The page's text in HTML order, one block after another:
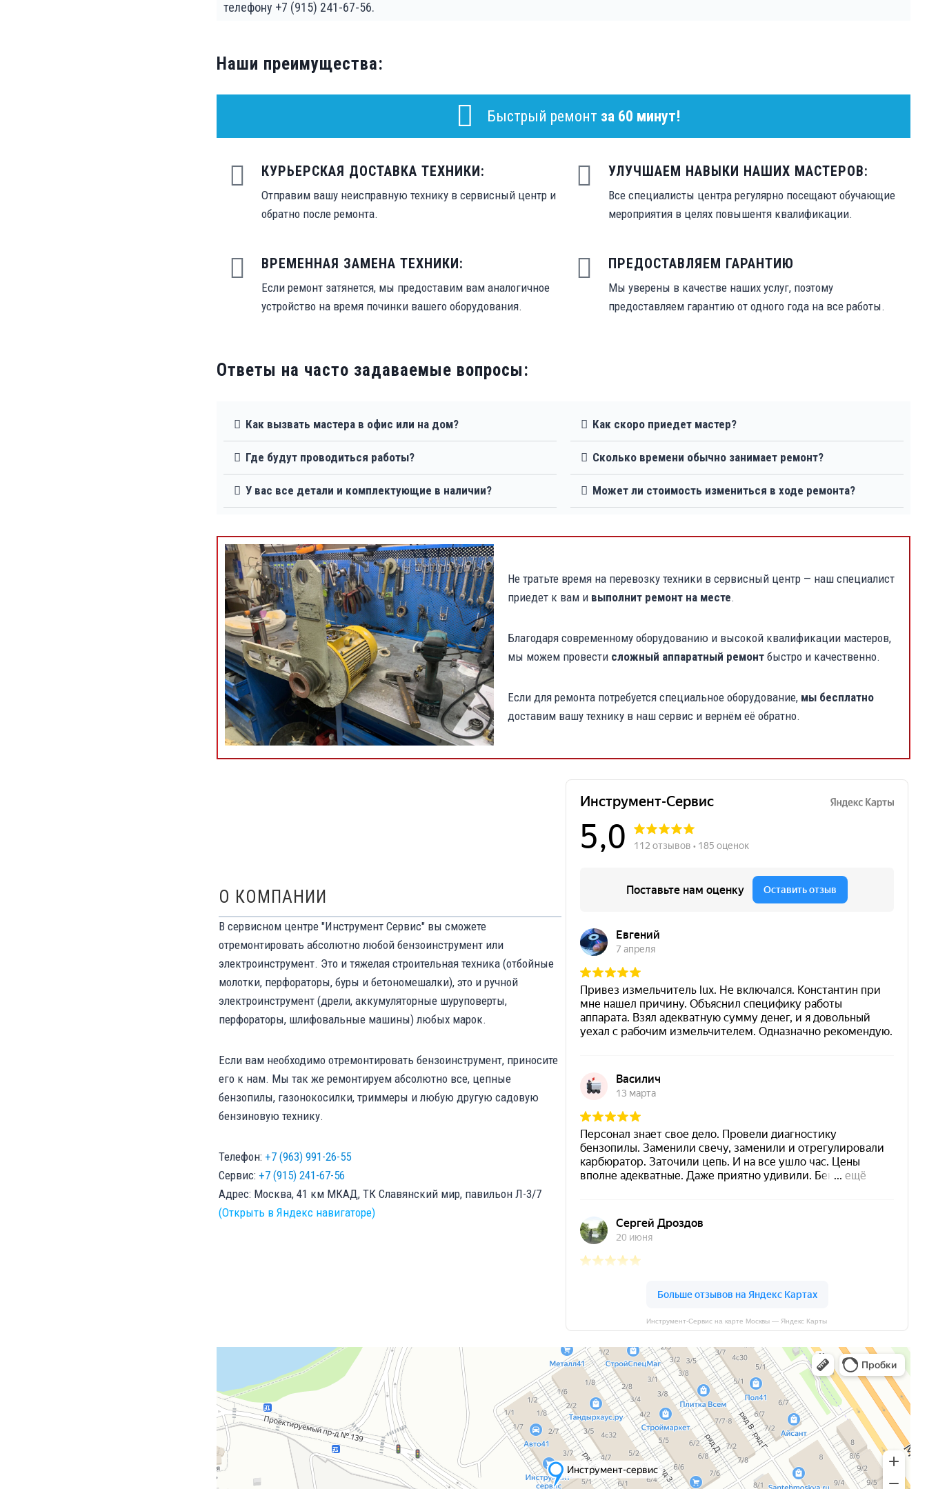
телефону +7 (915) 241-67-56.
Наши преимущества:
Быстрый ремонт за 60 минут!
КУРЬЕРСКАЯ ДОСТАВКА ТЕХНИКИ:
Отправим вашу неисправную технику в сервисный центр и
обратно после ремонта.
УЛУЧШАЕМ НАВЫКИ НАШИХ МАСТЕРОВ:
Все специалисты центра регулярно посещают обучающие
мероприятия в целях повышентя квалификации.
ВРЕМЕННАЯ ЗАМЕНА ТЕХНИКИ:
Если ремонт затянется, мы предоставим вам аналогичное
устройство на время починки вашего оборудования.
ПРЕДОСТАВЛЯЕМ ГАРАНТИЮ
Мы уверены в качестве наших услуг, поэтому
предоставляем гарантию от одного года на все работы.
Ответы на часто задаваемые вопросы:
Как вызвать мастера в офис или на дом?
Где будут проводиться работы?
У вас все детали и комплектующие в наличии?
Как скоро приедет мастер?
Сколько времени обычно занимает ремонт?
Может ли стоимость измениться в ходе ремонта?
Не тратьте время на перевозку техники в сервисный центр — наш специалист
приедет к вам и выполнит ремонт на месте.
Благодаря современному оборудованию и высокой квалификации мастеров,
мы можем провести сложный аппаратный ремонтбыстро и качественно.
Если для ремонта потребуется специальное оборудование, мы бесплатно
доставим вашу технику в наш сервис и вернём её обратно.
О КОМПАНИИ
В сервисном центре "Инструмент Сервис" вы сможете
отремонтировать абсолютно любой бензоинструмент или
электроинструмент. Это и тяжелая строительная техника (отбойные
молотки, перфораторы, буры и бетономешалки), это и ручной
электроинструмент (дрели, аккумуляторные шуруповерты,
перфораторы, шлифовальные машины) любых марок.
Если вам необходимо отремонтировать бензоинструмент, приносите
его к нам. Мы так же ремонтируем абсолютно все, цепные
бензопилы, газонокосилки, триммеры и любую другую садовую
бензиновую технику.
Телефон: +7 (963) 991-26-55
Сервис: +7 (915) 241-67-56
Адрес: Москва, 41 км МКАД, ТК Славянский мир, павильон Л-3/7
(Открыть в Яндекс навигаторе)
Инструмент-Сервис на карте Москвы — Яндекс Карты